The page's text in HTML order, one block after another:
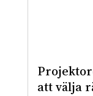
att välja